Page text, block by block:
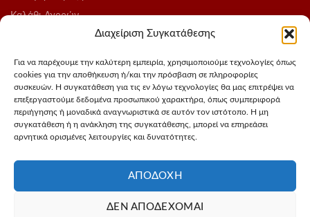
Διαχείριση Συγκατάθεσης
Για να παρέχουμε την καλύτερη εμπειρία, χρησιμοποιούμε τεχνολογίες όπως
cookies για την αποθήκευση ή/και την πρόσβαση σε πληροφορίες
συσκευών. Η συγκατάθεση για τις εν λόγω τεχνολογίες θα μας επιτρέψει να
επεξεργαστούμε δεδομένα προσωπικού χαρακτήρα, όπως συμπεριφορά
περιήγησης ή μοναδικά αναγνωριστικά σε αυτόν τον ιστότοπο. Η μη
συγκατάθεση ή η ανάκληση της συγκατάθεσης, μπορεί να επηρεάσει
αρνητικά ορισμένες λειτουργίες και δυνατότητες.
ΑΠΟΔΟΧΉ
ΔΕΝ ΑΠΟΔΈΧΟΜΑΙ
Καλάθι Αγορών
Ολοκλήρωση Παραγγελίας
Blog
ΑΚΟΛΟΥΘΗΣΤΕ ΜΑΣ
Instagram
FaceBook